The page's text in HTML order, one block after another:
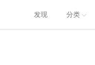
发现 分类